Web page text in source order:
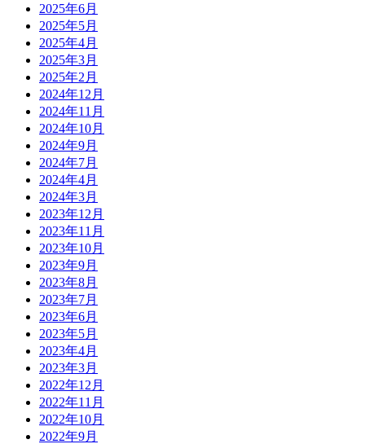
2025年6月
2025年5月
2025年4月
2025年3月
2025年2月
2024年12月
2024年11月
2024年10月
2024年9月
2024年7月
2024年4月
2024年3月
2023年12月
2023年11月
2023年10月
2023年9月
2023年8月
2023年7月
2023年6月
2023年5月
2023年4月
2023年3月
2022年12月
2022年11月
2022年10月
2022年9月